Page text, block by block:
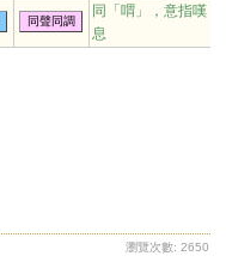
同聲同調
同「喟 」，意指嘆
息
瀏覽次數: 2650